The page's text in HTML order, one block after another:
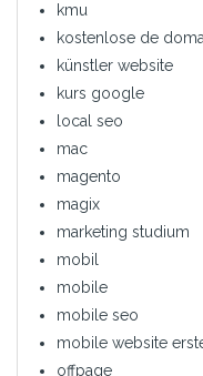
kmu
kostenlose de
künstler website
kurs google
local seo
mac
magento
magix
marketing studium
mobil
mobile
mobile seo
mobile website
offpage